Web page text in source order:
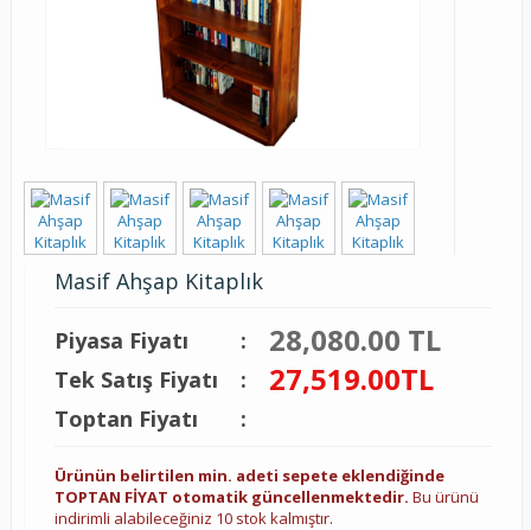
Masif Ahşap Kitaplık
Piyasa Fiyatı : 28,080.00 TL
Tek Satış Fiyatı : 27,519.00TL
Toptan Fiyatı :
Ürünün belirtilen min. adeti sepete eklendiğinde
TOPTAN FİYAT otomatik güncellenmektedir. Bu ürünü
indirimli alabileceğiniz 10 stok kalmıştır.